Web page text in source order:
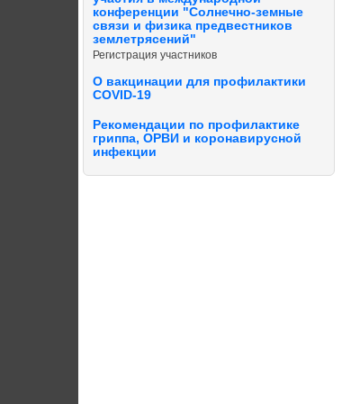
конференции "Солнечно-земные
связи и физика предвестников
землетрясений"
Регистрация участников
О вакцинации для профилактики
COVID-19
Рекомендации по профилактике
гриппа, ОРВИ и коронавирусной
инфекции